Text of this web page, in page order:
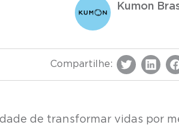
Kumon
Compartilhe:
de transformar vidas por